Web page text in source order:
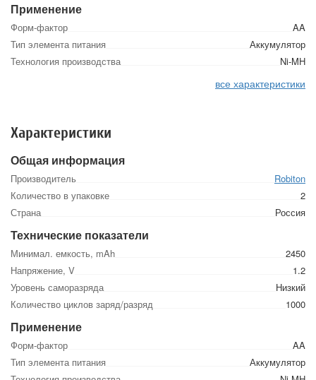
Применение
Форм-фактор
AA
Тип элемента питания
Аккумулятор
Технология производства
Ni-MH
все характеристики
Характеристики
Общая информация
Производитель
Robiton
Количество в упаковке
2
Страна
Россия
Технические показатели
Минимал. емкость, mAh
2450
Напряжение, V
1.2
Уровень саморазряда
Низкий
Количество циклов заряд/разряд
1000
Применение
Форм-фактор
AA
Тип элемента питания
Аккумулятор